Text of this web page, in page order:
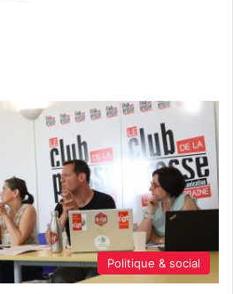
Politique & social